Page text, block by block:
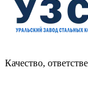
Качество,